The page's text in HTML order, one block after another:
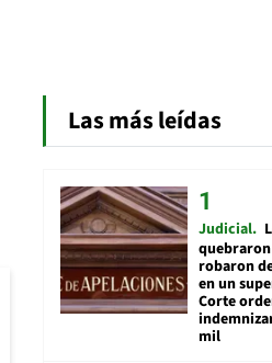
Las más leídas
Judicial
robaron
en un
Corte
mil